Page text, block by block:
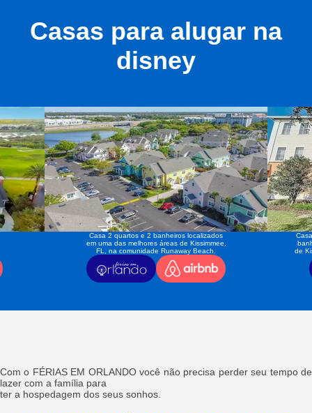
Casas para alugar na
disney
Casa 2 quartos e 2 banheiros localizados
em uma das melhores áreas de Kissimmee,
FL, na comunidade Runaway Beach.
de
Com o FÉRIAS EM ORLANDO você não precisa perder seu tempo de
lazer com a família para
ter a hospedagem dos seus sonhos.